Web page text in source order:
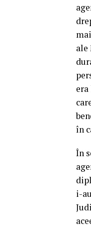
ale
în
În
i-